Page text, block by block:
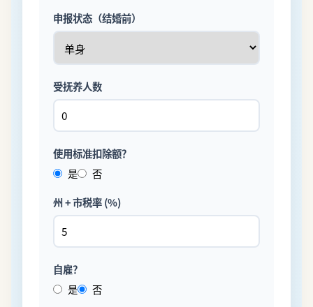
申报状态（结婚前）
受抚养人数
使用标准扣除额？
是
否
州 + 市税率 (%)
自雇？
是
否